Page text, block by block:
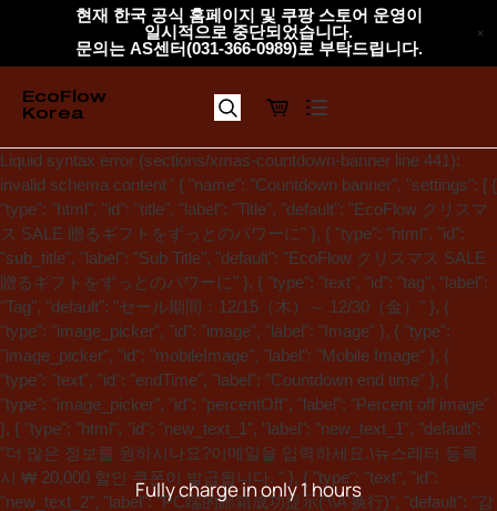
EcoFlow Korea
뛰
기
현재 한국 공식 홈페이지 및 쿠팡 스토어 운영이
일시적으로 중단되었습니다.
문의는 AS센터(031-366-0989)로 부탁드립니다.
EcoFlow
Korea
제
Liquid syntax error (sections/xmas-countdown-banner line 441):
invalid schema content ' { "name": "Countdown banner", "settings": [ {
"type": "html", "id": "title", "label": "Title", "default": "EcoFlow クリスマ
ス SALE 贈るギフトをずっとのパワーに" }, { "type": "html", "id":
"sub_title", "label": "Sub Title", "default": "EcoFlow クリスマス SALE
贈るギフトをずっとのパワーに" }, { "type": "text", "id": "tag", "label":
"Tag", "default": "セール期間：12/15（木）～ 12/30（金）" }, {
"type": "image_picker", "id": "image", "label": "Image" }, { "type":
"image_picker", "id": "mobileImage", "label": "Mobile Image" }, {
"type": "text", "id": "endTime", "label": "Countdown end time" }, {
"type": "image_picker", "id": "percentOff", "label": "Percent off image"
}, { "type": "html", "id": "new_text_1", "label": "new_text_1", "default":
"더 많은 정보를 원하시나요?이메일을 입력하세요.\뉴스레터 등록
시 ₩ 20,000 할인 쿠폰이 발급됩니다. " }, { "type": "text", "id":
"new_text_2", "label": "PC端的邮箱成功提示('\\A'换行)", "default": "감
Fully charge in only 1 hours